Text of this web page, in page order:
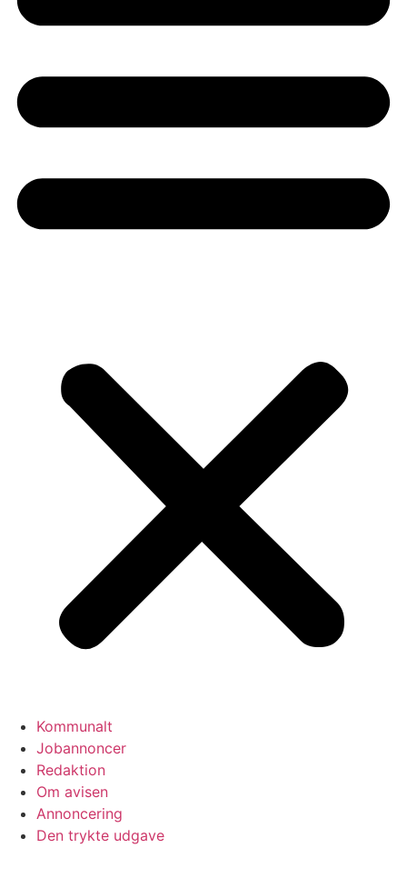
Kommunalt
Jobannoncer
Redaktion
Om avisen
Annoncering
Den trykte udgave